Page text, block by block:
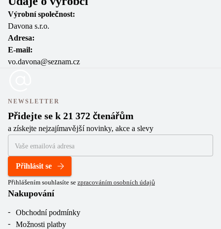
Výrobní společnost:
Davona s.r.o.
Adresa:
E-mail:
vo.davona@seznam.cz
NEWSLETTER
Přidejte se k 21 372 čtenářům
a získejte nejzajímavější novinky, akce a slevy
Přihlásit se
Přihlášením souhlasíte se zpracováním osobních údajů
Nakupování
Obchodní podmínky
Možnosti platby